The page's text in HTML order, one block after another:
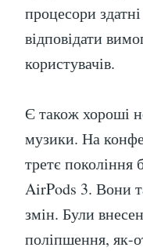
процесори
відповідати
користувачів.
Є також хороші
музики. На
третє покоління
AirPods 3. Вони
змін. Були
поліпшення, як-